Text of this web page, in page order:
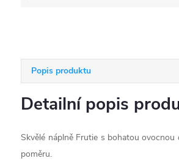
Popis produktu
Detailní popis
Skvělé náplně Frutie s bohatou ovocnou
poměru.